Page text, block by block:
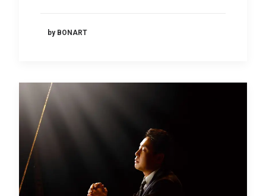
by BONART